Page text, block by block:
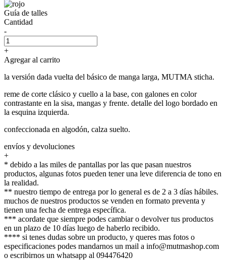
Guía de talles
Cantidad
-
+
Agregar al carrito
la versión dada vuelta del básico de manga larga, MUTMA sticha.
reme de corte clásico y cuello a la base, con galones en color
contrastante en la sisa, mangas y frente. detalle del logo bordado en
la esquina izquierda.
confeccionada en algodón, calza suelto.
envíos y devoluciones
+
* debido a las miles de pantallas por las que pasan nuestros
productos, algunas fotos pueden tener una leve diferencia de tono en
la realidad.
** nuestro tiempo de entrega por lo general es de 2 a 3 días hábiles.
muchos de nuestros productos se venden en formato preventa y
tienen una fecha de entrega específica.
*** acordate que siempre podes cambiar o devolver tus productos
en un plazo de 10 días luego de haberlo recibido.
**** si tenes dudas sobre un producto, y queres mas fotos o
especificaciones podes mandarnos un mail a info@mutmashop.com
o escribirnos un whatsapp al 094476420